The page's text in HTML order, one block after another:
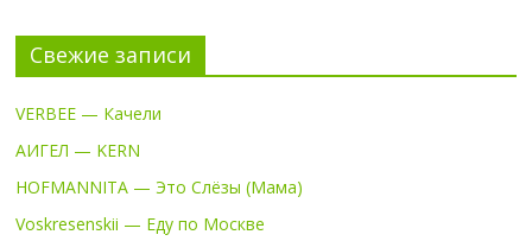
Свежие записи
VERBEE — Качели
АИГЕЛ — KERN
HOFMANNITA — Это Слёзы (Мама)
Voskresenskii — Еду по Москве